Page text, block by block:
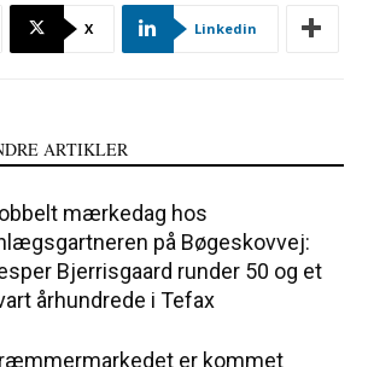
X Linkedin
ARTIKLER
mærkedag hos
på Bøgeskovvej:
Bjerrisgaard runder 50 og et
århundrede i Tefax
er kommet